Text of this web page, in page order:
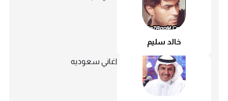
خالد سليم
اغاني سعوديه